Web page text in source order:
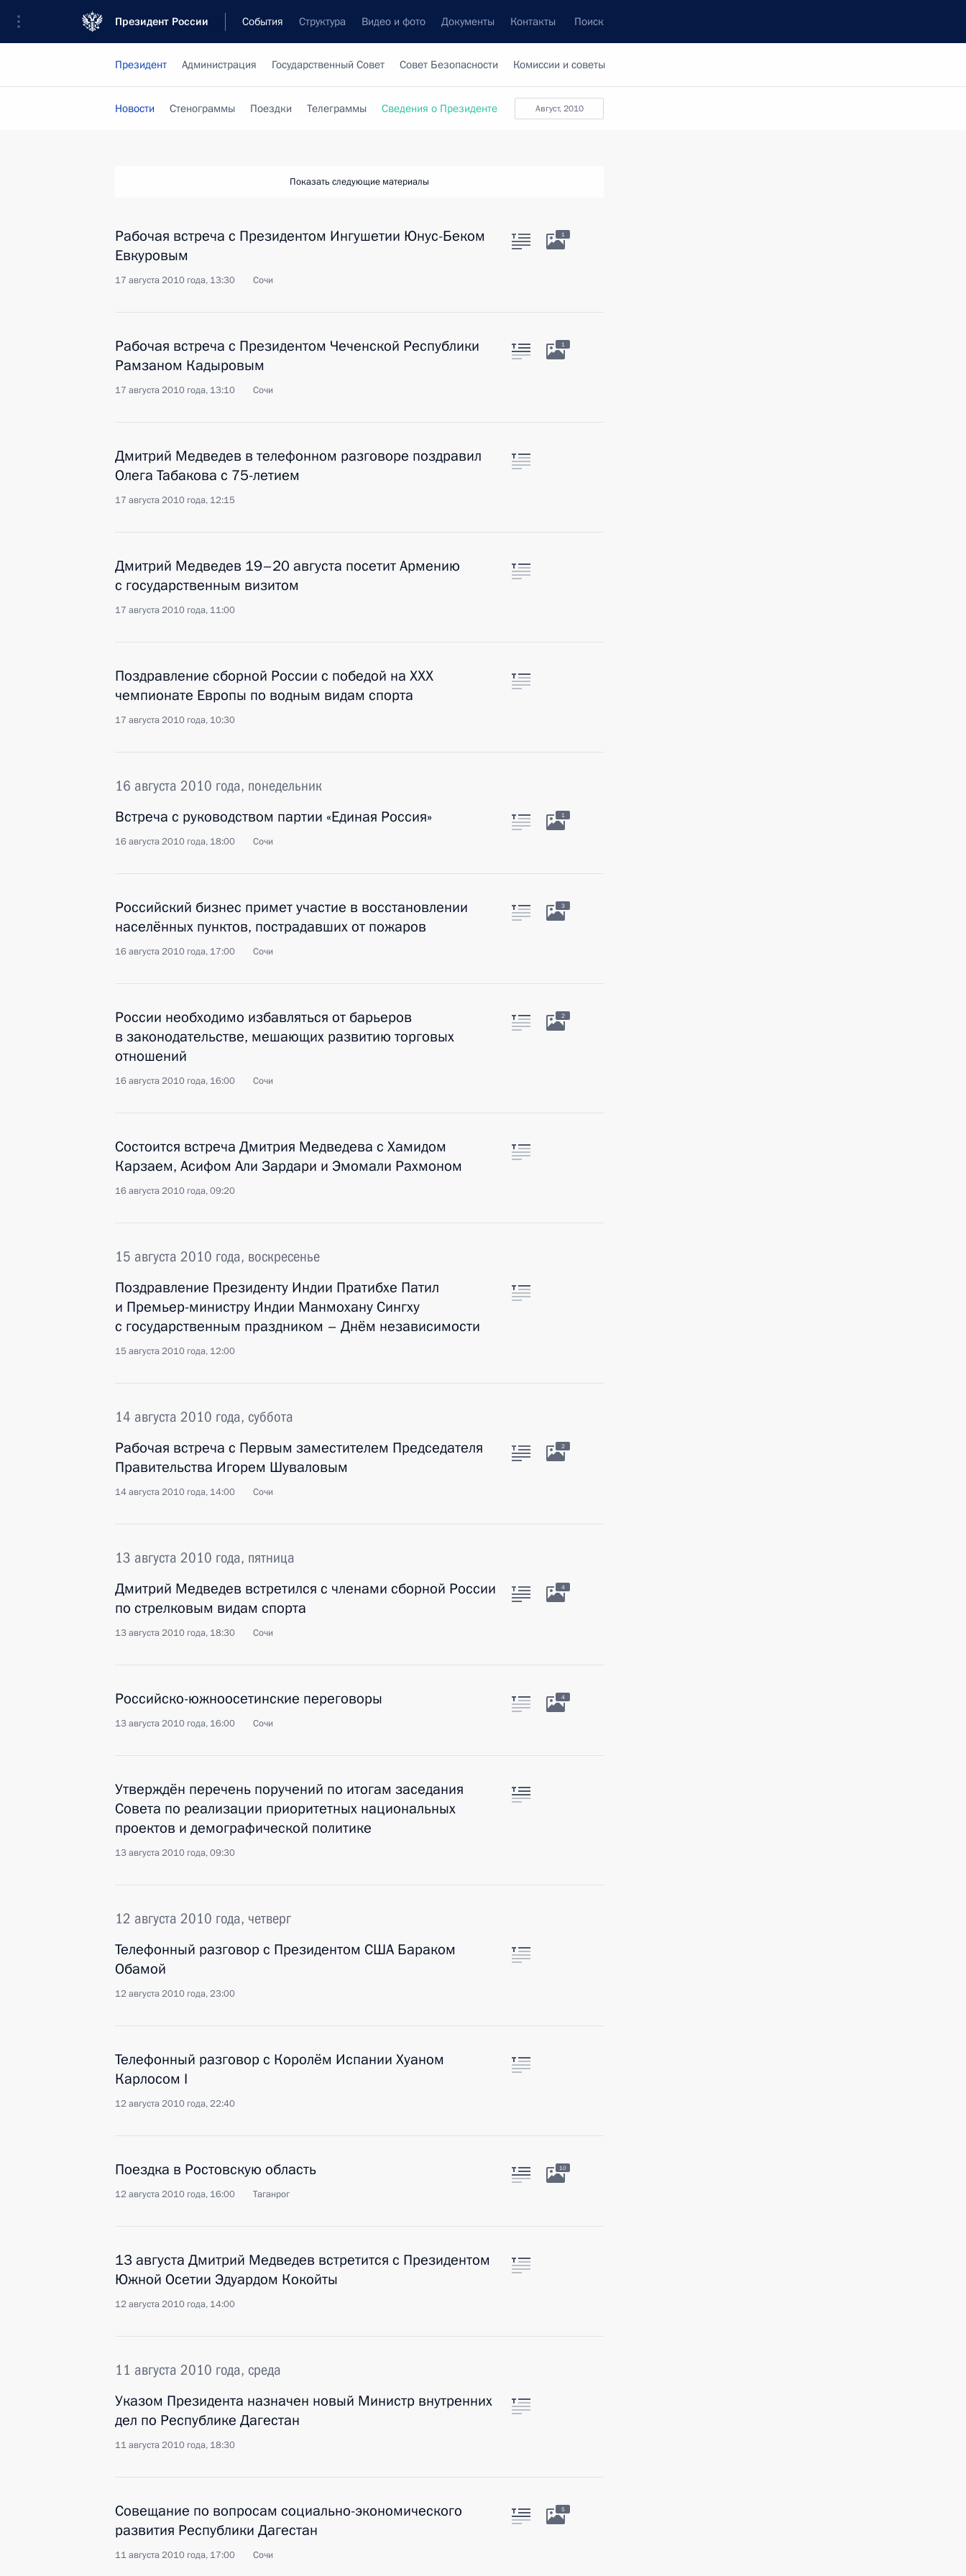
Президент России События Структура Видео и фото Документы Контакты Поиск
Президент Администрация Государственный Совет Совет Безопасности Комиссии и советы
август, 2010
Новости Стенограммы Поездки Телеграммы Сведения о Президенте
Показать следующие материалы
Рабочая встреча с Президентом Ингушетии Юнус-Беком
Евкуровым
17 августа 2010 года, 13:30 Сочи
1
Рабочая встреча с Президентом Чеченской Республики
Рамзаном Кадыровым
17 августа 2010 года, 13:10 Сочи
1
Дмитрий Медведев в телефонном разговоре поздравил
Олега Табакова с 75-летием
17 августа 2010 года, 12:15
Дмитрий Медведев 19–20 августа посетит Армению
с государственным визитом
17 августа 2010 года, 11:00
Поздравление сборной России с победой на XXX
чемпионате Европы по водным видам спорта
17 августа 2010 года, 10:30
16 августа 2010 года, понедельник
Встреча с руководством партии «Единая Россия»
16 августа 2010 года, 18:00 Сочи
1
Российский бизнес примет участие в восстановлении
населённых пунктов, пострадавших от пожаров
16 августа 2010 года, 17:00 Сочи
3
России необходимо избавляться от барьеров
в законодательстве, мешающих развитию торговых
отношений
16 августа 2010 года, 16:00 Сочи
2
Состоится встреча Дмитрия Медведева с Хамидом
Карзаем, Асифом Али Зардари и Эмомали Рахмоном
16 августа 2010 года, 09:20
15 августа 2010 года, воскресенье
Поздравление Президенту Индии Пратибхе Патил
и Премьер-министру Индии Манмохану Сингху
с государственным праздником – Днём независимости
15 августа 2010 года, 12:00
14 августа 2010 года, суббота
Рабочая встреча с Первым заместителем Председателя
Правительства Игорем Шуваловым
14 августа 2010 года, 14:00 Сочи
2
13 августа 2010 года, пятница
Дмитрий Медведев встретился с членами сборной России
по стрелковым видам спорта
13 августа 2010 года, 18:30 Сочи
4
Российско-южноосетинские переговоры
13 августа 2010 года, 16:00 Сочи
4
Утверждён перечень поручений по итогам заседания
Совета по реализации приоритетных национальных
проектов и демографической политике
13 августа 2010 года, 09:30
12 августа 2010 года, четверг
Телефонный разговор с Президентом США Бараком
Обамой
12 августа 2010 года, 23:00
Телефонный разговор с Королём Испании Хуаном
Карлосом I
12 августа 2010 года, 22:40
Поездка в Ростовскую область
12 августа 2010 года, 16:00 Таганрог
10
13 августа Дмитрий Медведев встретится с Президентом
Южной Осетии Эдуардом Кокойты
12 августа 2010 года, 14:00
11 августа 2010 года, среда
Указом Президента назначен новый Министр внутренних
дел по Республике Дагестан
11 августа 2010 года, 18:30
Совещание по вопросам социально-экономического
развития Республики Дагестан
11 августа 2010 года, 17:00 Сочи
5